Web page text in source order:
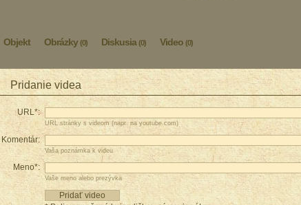
Objekt Obrázky(0) Diskusia (0) Video (0)
Pridanie videa
URL*:
URL stránky s videom (napr. na youtube.com)
Komentár:
Vaša poznámka k videu
Meno*:
Vaše meno alebo prezývka